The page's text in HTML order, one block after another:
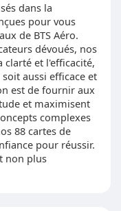
dans la
pour vous
de BTS Aéro.
dévoués, nos
clarté et l'efficacité,
aussi efficace et
est de fournir aux
et maximisent
complexes
88 cartes de
pour réussir.
non plus